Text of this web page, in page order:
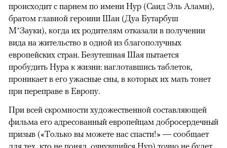
происходит с парнем по имени Нур (Саид Эль Алами),
братом главной героини Шаи (Дуа Бутарбуш
М’Зауки), когда их родителям отказали в получении
вида на жительство в одной из благополучных
европейских стран. Безутешная Шая пытается
пробудить Нура к жизни: наглотавшись таблеток,
проникает в его ужасные сны, в которых их мать тонет
при переправе в Европу.
При всей скромности художественной составляющей
фильма его адресованный европейцам добросердечный
призыв («Только вы можете нас спасти!» — сообщает
для тех, кто не понял, очнувшийся Нур) точно не будет